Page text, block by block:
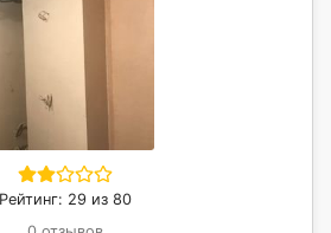
Рейтинг: 29 из 80